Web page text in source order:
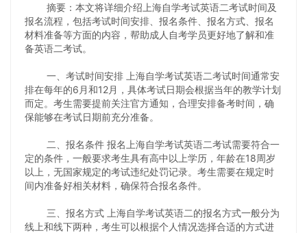
摘要：本文将详细介绍上海自学考试英语二考试时间及
报名流程，包括考试时间安排、报名条件、报名方式、报名
材料准备等方面的内容，帮助成人自考学员更好地了解和准
备英语二考试。
一、考试时间安排 上海自学考试英语二考试时间通常安
排在每年的6月和12月，具体考试日期会根据当年的教学计划
而定。考生需要提前关注官方通知，合理安排备考时间，确
保能够在考试日期前充分准备。
二、报名条件 报名上海自学考试英语二考试需要符合一
定的条件，一般要求考生具有高中以上学历，年龄在18周岁
以上，无国家规定的考试违纪处罚记录。考生需要在规定时
间内准备好相关材料，确保符合报名条件。
三、报名方式 上海自学考试英语二的报名方式一般分为
线上和线下两种，考生可以根据个人情况选择合适的方式进